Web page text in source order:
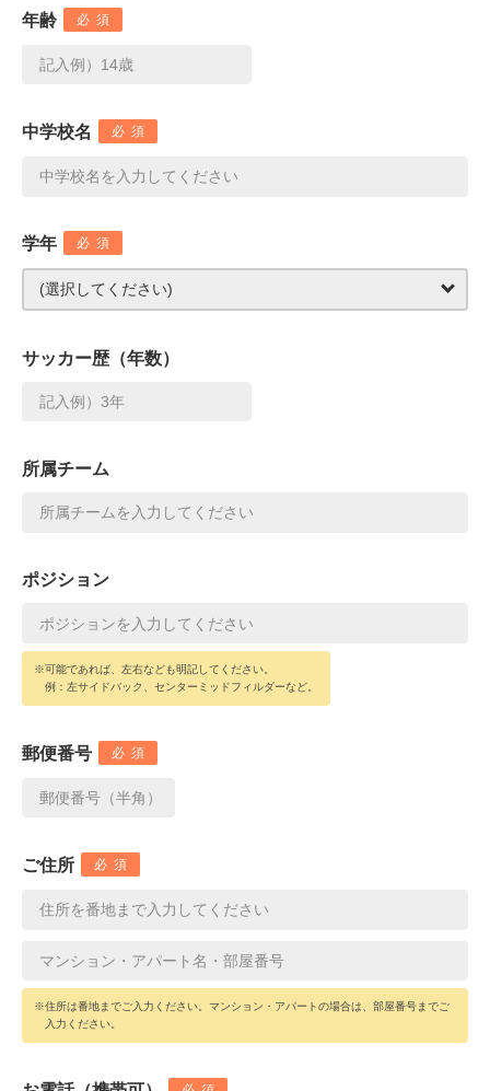
年齢 必須
中学校名 必須
学年 必須
サッカー歴（年数）
所属チーム
ポジション
※可能であれば、左右なども明記してください。
例：左サイドバック、センターミッドフィルダーなど。
郵便番号 必須
ご住所 必須
※住所は番地までご入力ください。マンション・アパートの場合は、部屋番号までご
入力ください。